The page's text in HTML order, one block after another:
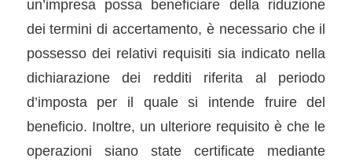
un’impresa possa beneficiare della riduzione
dei termini di accertamento, è necessario che il
possesso dei relativi requisiti sia indicato nella
dichiarazione dei redditi riferita al periodo
d’imposta per il quale si intende fruire del
beneficio. Inoltre, un ulteriore requisito è che le
operazioni siano state certificate mediante